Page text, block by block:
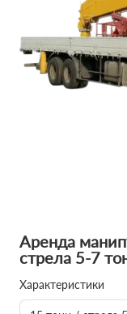
Аренда
стрела 5-7
Характеристики